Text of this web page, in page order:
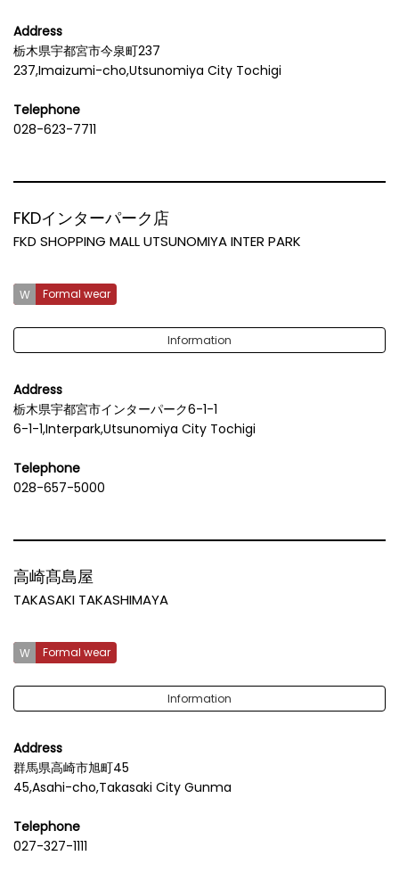
Address
栃木県宇都宮市今泉町237
237,Imaizumi-cho,Utsunomiya City Tochigi
Telephone
028-623-7711
FKDインターパーク店
FKD SHOPPING MALL UTSUNOMIYA INTER PARK
Formal wear
Information
Address
栃木県宇都宮市インターパーク6-1-1
6-1-1,Interpark,Utsunomiya City Tochigi
Telephone
028-657-5000
高崎髙島屋
TAKASAKI TAKASHIMAYA
Formal wear
Information
Address
群馬県高崎市旭町45
45,Asahi-cho,Takasaki City Gunma
Telephone
027-327-1111